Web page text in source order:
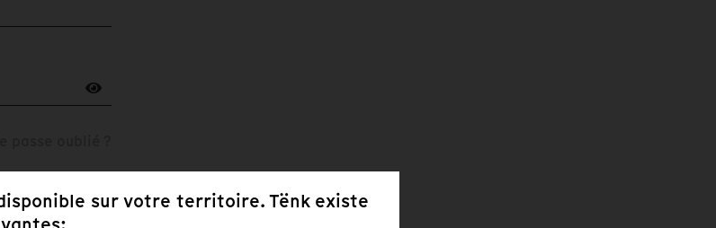
sur votre territoire. Tënk existe